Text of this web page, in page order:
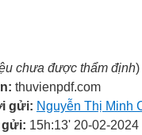
chưa được thẩm định)
thuvienpdf.com
gửi: Nguyễn Thị Minh
gửi: 15h:13' 20-02-2024